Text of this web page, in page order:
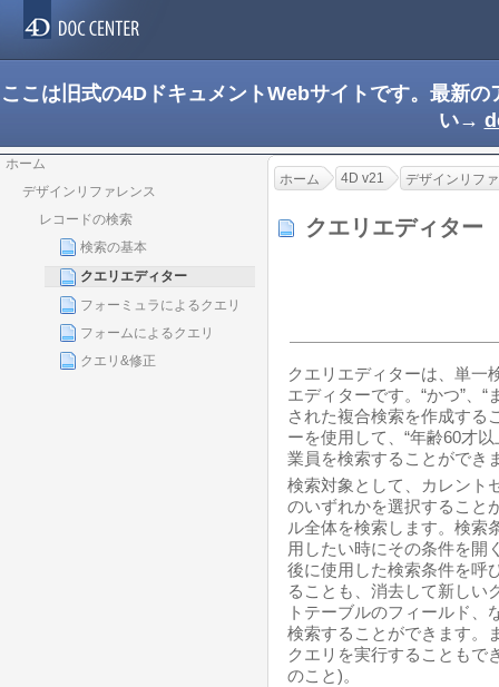
ここは旧式の4DドキュメントWebサイトです。最新
い→
ホーム
デザインリファレンス
レコードの検索
検索の基本
クエリエディター
フォーミュラによるクエリ
フォームによるクエリ
クエリ&修正
ホーム 4D v21 デザインリフ
クエリエディター
クエリエディターは、単一
エディターです。“かつ”、“
された複合検索を作成する
ーを使用して、“年齢60才
業員を検索することができ
検索対象として、カレント
のいずれかを選択すること
ル全体を検索します。検索
用したい時にその条件を開
後に使用した検索条件を呼
ることも、消去して新しい
トテーブルのフィールド
検索することができます。
クエリを実行することもで
のこと)。